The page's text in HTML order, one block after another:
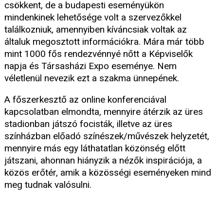
csökkent, de a budapesti eseményükön
mindenkinek lehetősége volt a szervezőkkel
találkozniuk, amennyiben kíváncsiak voltak az
általuk megosztott információkra. Mára már több
mint 1000 fős rendezvénnyé nőtt a Képviselők
napja és Társasházi Expo eseménye. Nem
véletlenül nevezik ezt a szakma ünnepének.
A főszerkesztő az online konferenciával
kapcsolatban elmondta, mennyire átérzik az üres
stadionban játszó focisták, illetve az üres
színházban előadó színészek/művészek helyzetét,
mennyire más egy láthatatlan közönség előtt
játszani, ahonnan hiányzik a nézők inspirációja, a
közös erőtér, amik a közösségi eseményeken mind
meg tudnak valósulni.